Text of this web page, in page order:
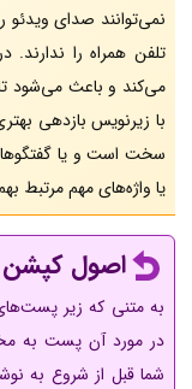
نمی‌توانند صدای
تلفن همراه را ندارند.
می‌کند و باعث می‌شود تا
با زیرنویس بازدهی
سخت است و یا
یا واژه‌های مهم مرتبط
اصول کپشن
به متنی که زیر
در مورد آن پست به
شما قبل از شروع به